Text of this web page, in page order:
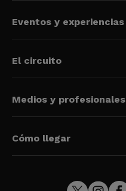
Eventos y experiencias
El circuito
Medios y profesionales
Cómo llegar